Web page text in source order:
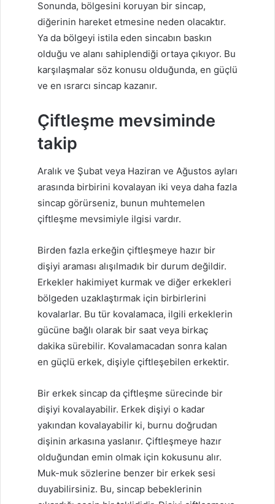
Sonunda, bölgesini koruyan bir sincap,
diğerinin hareket etmesine neden olacaktır.
Ya da bölgeyi istila eden sincabın baskın
olduğu ve alanı sahiplendiği ortaya çıkıyor. Bu
karşılaşmalar söz konusu olduğunda, en güçlü
ve en ısrarcı sincap kazanır.
Çiftleşme mevsiminde
takip
Aralık ve Şubat veya Haziran ve Ağustos ayları
arasında birbirini kovalayan iki veya daha fazla
sincap görürseniz, bunun muhtemelen
çiftleşme mevsimiyle ilgisi vardır.
Birden fazla erkeğin çiftleşmeye hazır bir
dişiyi araması alışılmadık bir durum değildir.
Erkekler hakimiyet kurmak ve diğer erkekleri
bölgeden uzaklaştırmak için birbirlerini
kovalarlar. Bu tür kovalamaca, ilgili erkeklerin
gücüne bağlı olarak bir saat veya birkaç
dakika sürebilir. Kovalamacadan sonra kalan
en güçlü erkek, dişiyle çiftleşebilen erkektir.
Bir erkek sincap da çiftleşme sürecinde bir
dişiyi kovalayabilir. Erkek dişiyi o kadar
yakından kovalayabilir ki, burnu doğrudan
dişinin arkasına yaslanır. Çiftleşmeye hazır
olduğundan emin olmak için kokusunu alır.
Muk-muk sözlerine benzer bir erkek sesi
duyabilirsiniz. Bu, sincap bebeklerinin